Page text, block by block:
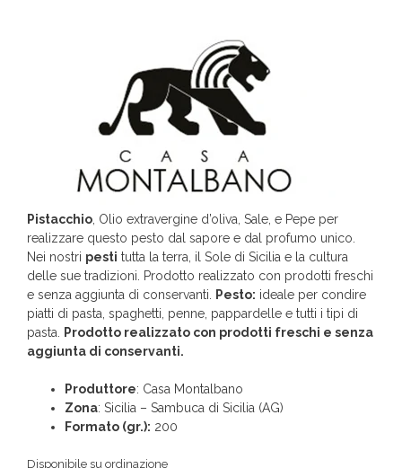
Pistacchio , Olio extravergine d’oliva, Sale, e Pepe per
realizzare questo pesto dal sapore e dal profumo unico.
Nei nostri pesti tutta la terra, il Sole di Sicilia e la cultura
delle sue tradizioni. Prodotto realizzato con prodotti freschi
e senza aggiunta di conservanti. Pesto: ideale per condire
piatti di pasta, spaghetti, penne, pappardelle e tutti i tipi di
pasta. Prodotto realizzato con prodotti freschi e senza
aggiunta di conservanti.
Produttore: Casa Montalbano
Zona: Sicilia – Sambuca di Sicilia (AG)
Formato (gr.): 200
Disponibile su ordinazione